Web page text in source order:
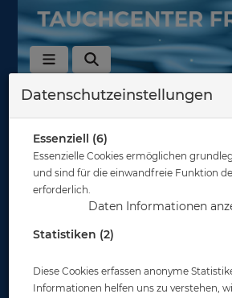
Zurück
Datenschutzeinstellungen
Essenziell (6)
Essenzielle Cookies ermöglichen
und sind für die einwandfreie Funktion
erforderlich.
Daten Informationen
Statistiken (2)
Diese Cookies erfassen anonyme
Informationen helfen uns zu verstehen,